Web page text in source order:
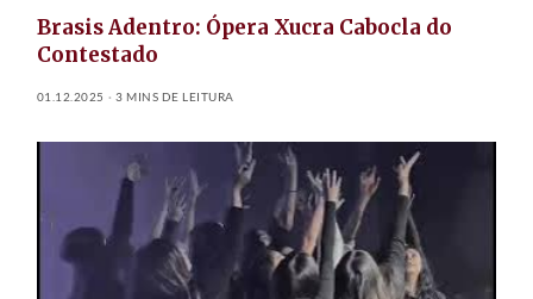
Brasis Adentro: Ópera Xucra Cabocla do
Contestado
01.12.2025 3 MINS DE LEITURA